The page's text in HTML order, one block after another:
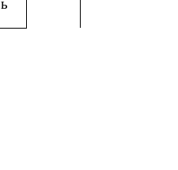
ь